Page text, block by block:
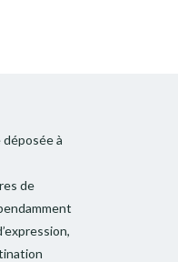
déposée à
de